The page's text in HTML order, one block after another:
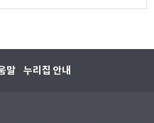
말 누리집 안내